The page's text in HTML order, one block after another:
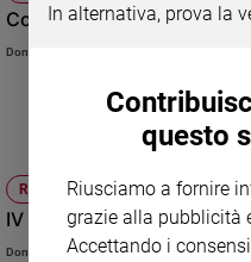
Come imparare a restare
Don Davide Banzato
RITO ROMANO
IV Domenica di Avvento
Don Gianni Carozza
In alternativa, prova la
questo
Riusciamo a fornire
grazie alla pubblicità
Accettando i